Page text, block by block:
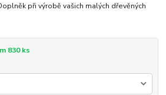
při výrobě vašich malých dřevěných
830 ks